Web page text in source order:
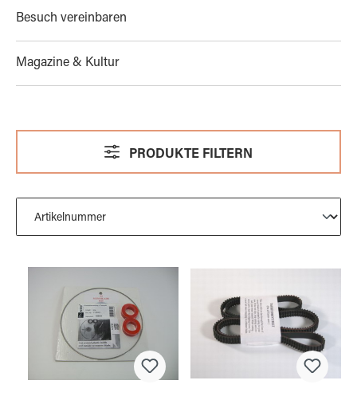
Besuch vereinbaren
Magazine & Kultur
PRODUKTE FILTERN